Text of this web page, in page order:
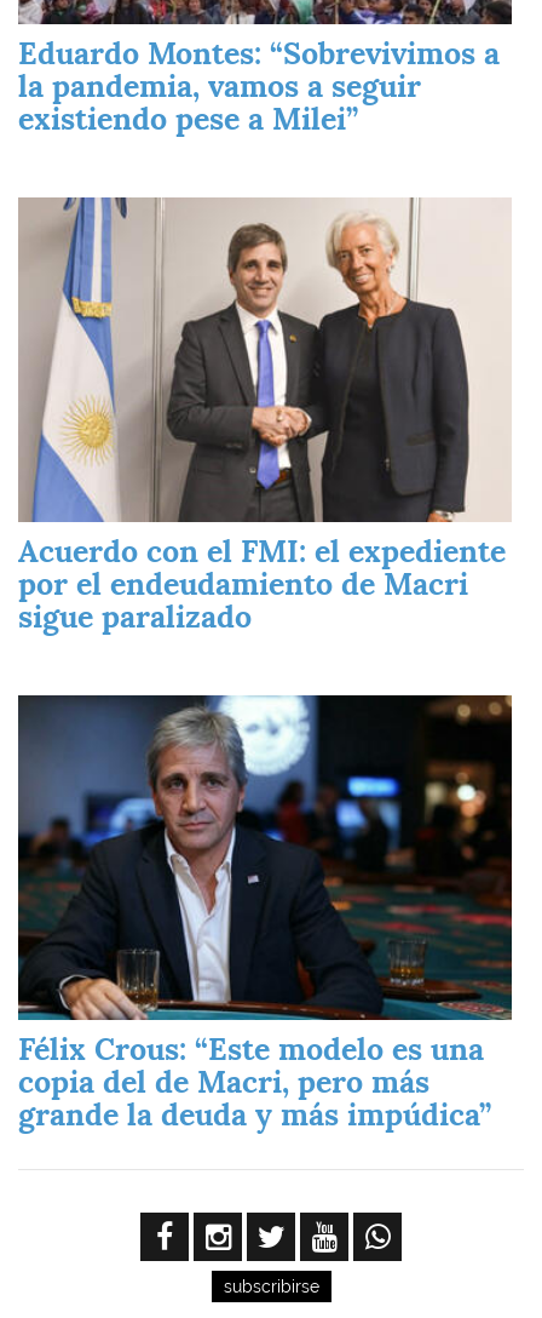
Eduardo Montes: “Sobrevivimos a
la pandemia, vamos a seguir
existiendo pese a Milei”
Imagen
Acuerdo con el FMI: el expediente
por el endeudamiento de Macri
sigue paralizado
Imagen
Félix Crous: “Este modelo es una
copia del de Macri, pero más
grande la deuda y más impúdica”
subscribirse